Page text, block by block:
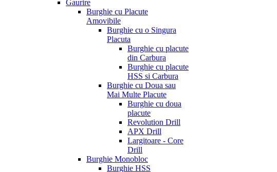
Gaurire
Burghie cu Placute
Amovibile
Burghie cu o Singura
Placuta
Burghie cu placute
din Carbura
Burghie cu placute
HSS si Carbura
Burghie cu Doua sau
Mai Multe Placute
Burghie cu doua
placute
Revolution Drill
APX Drill
Largitoare - Core
Drill
Burghie Monobloc
Burghie HSS